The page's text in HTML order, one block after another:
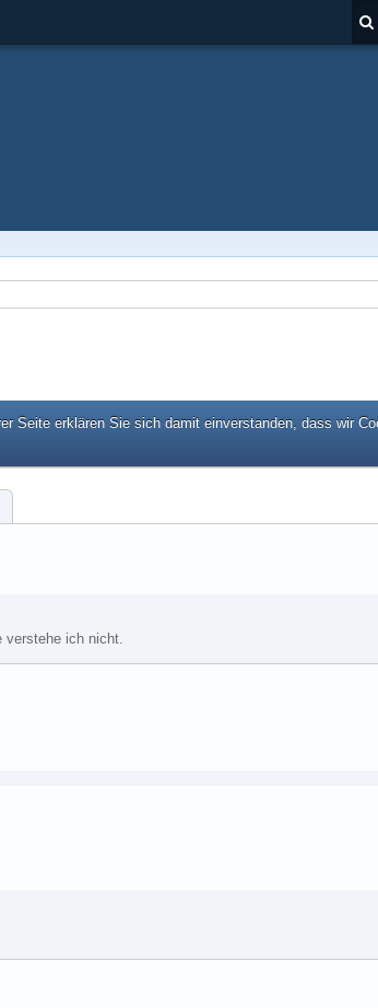
Seite erklären Sie sich damit einverstanden, dass wir
verstehe ich nicht.